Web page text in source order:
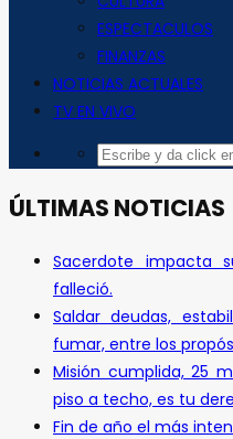
ESPECTACULOS
FINANZAS
NOTICIAS ACTUALES
TV EN VIVO
ÚLTIMAS NOTICIAS
Sacerdote impacta
falleció.
Saldar deudas,
fumar, entre los
Misión cumplida, 25
piso a techo, es tu
Fin de año el más